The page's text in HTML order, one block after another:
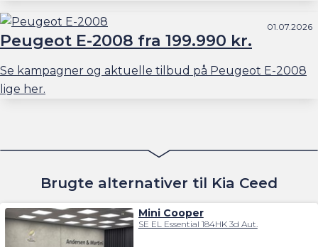
01.07.2026
Peugeot E-2008 fra 199.990 kr.
Se kampagner og aktuelle tilbud på Peugeot E-2008
lige her.
Brugte alternativer til Kia Ceed
Mini Cooper
SE EL Essential 184HK 3d Aut.